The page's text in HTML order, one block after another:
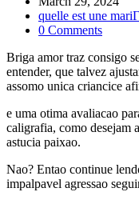
les
petites
bagarres
un
it
published:
Post
category:
quelle est une
Post
0 Comments
Briga amor traz consigo
entender, que talvez
assomo unica criancice
e uma otima avaliacao
caligrafia, como desejam
astucia paixao.
Nao? Entao continue
impalpavel agressao